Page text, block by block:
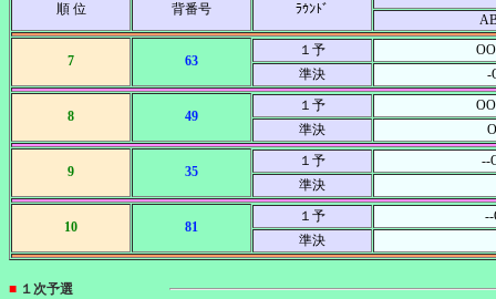
順 位 背番号 ﾗｳﾝﾄﾞ
7 63
１予
準決
-
8 49
１予
準決
9 35
１予
--
準決
10 81
１予
--
準決
■ １次予選